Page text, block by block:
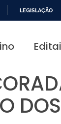
LEGISLAÇÃO
DOS